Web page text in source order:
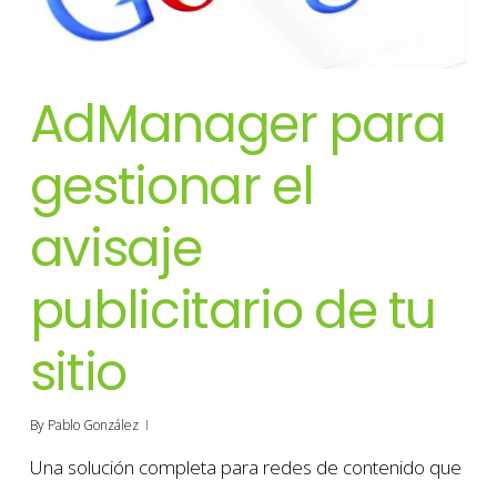
AdManager para
gestionar el
avisaje
publicitario de tu
sitio
By Pablo González
Una solución completa para redes de contenido que